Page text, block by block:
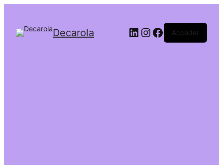
Decarola Acceder